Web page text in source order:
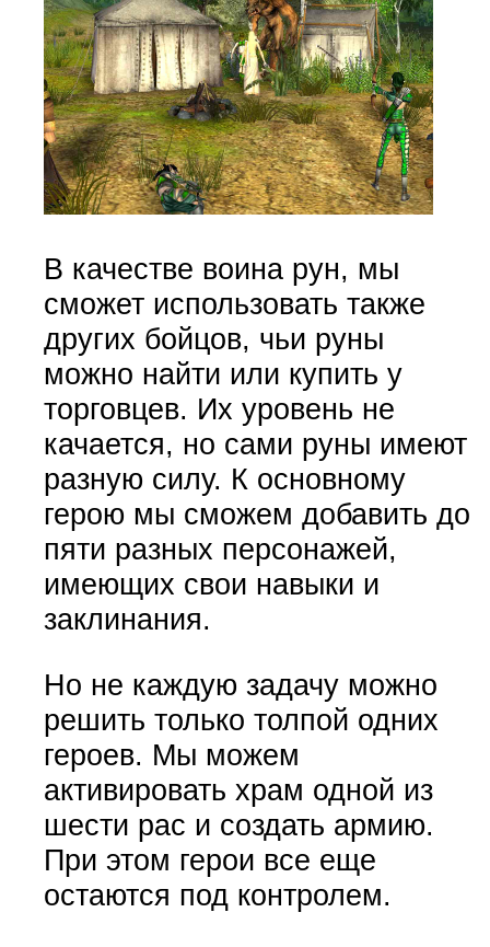
В качестве воина рун, мы
сможет использовать также
других бойцов, чьи руны
можно найти или купить у
торговцев. Их уровень не
качается, но сами руны имеют
разную силу. К основному
герою мы сможем добавить до
пяти разных персонажей,
имеющих свои навыки и
заклинания.
Но не каждую задачу можно
решить только толпой одних
героев. Мы можем
активировать храм одной из
шести рас и создать армию.
При этом герои все еще
остаются под контролем.